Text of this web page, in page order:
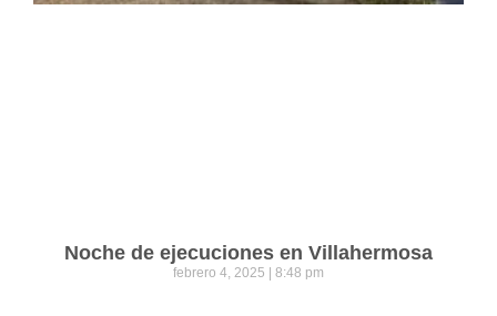
Noche de ejecuciones en Villahermosa
febrero 4, 2025 8:48 pm